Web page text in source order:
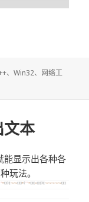
、Win32、 网络工
本
能显示出各种各
玩法。